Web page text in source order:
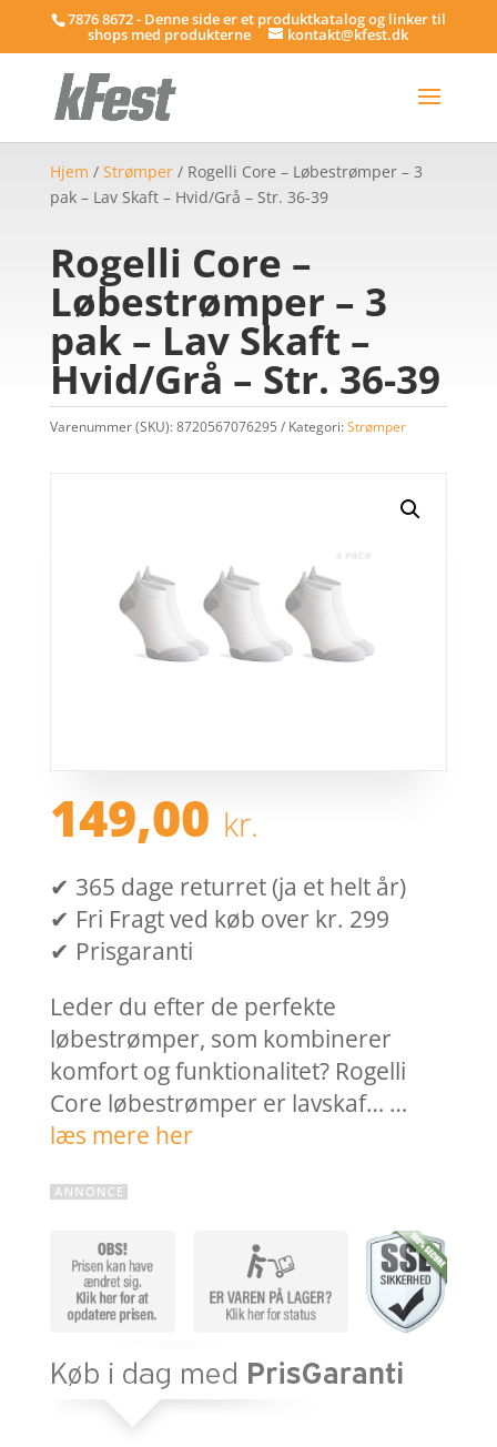
7876 8672 - Denne side er et produktkatalog og linker til
shops med produkterne kontakt@kfest.dk
Hjem / Strømper/ Rogelli Core – Løbestrømper – 3
pak – Lav Skaft – Hvid/Grå – Str. 36-39
Rogelli Core –
Løbestrømper – 3
pak – Lav Skaft –
Hvid/Grå – Str. 36-39
Varenummer (SKU):8720567076295 Kategori:Strømper
149,00 kr.
✔ 365 dage returret (ja et helt år)
✔ Fri Fragt ved køb over kr. 299
✔ Prisgaranti
Leder du efter de perfekte
løbestrømper, som kombinerer
komfort og funktionalitet? Rogelli
Core løbestrømper er lavskaf… …
læs mere her